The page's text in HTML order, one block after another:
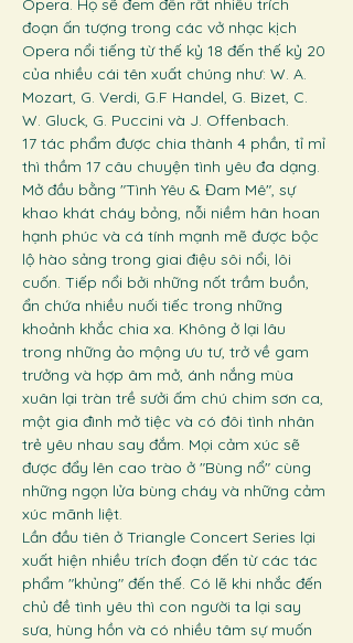
Opera. Họ sẽ đem đến rất nhiều trích
đoạn ấn tượng trong các vở nhạc kịch
Opera nổi tiếng từ thế kỷ 18 đến thế kỷ 20
của nhiều cái tên xuất chúng như: W. A.
Mozart, G. Verdi, G.F Handel, G. Bizet, C.
W. Gluck, G. Puccini và J. Offenbach.
17 tác phẩm được chia thành 4 phần, tỉ mỉ
thì thầm 17 câu chuyện tình yêu đa dạng.
Mở đầu bằng "Tình Yêu & Đam Mê", sự
khao khát cháy bỏng, nỗi niềm hân hoan
hạnh phúc và cá tính mạnh mẽ được bộc
lộ hào sảng trong giai điệu sôi nổi, lôi
cuốn. Tiếp nổi bởi những nốt trầm buồn,
ẩn chứa nhiều nuối tiếc trong những
khoảnh khắc chia xa. Không ở lại lâu
trong những ảo mộng ưu tư, trở về gam
trưởng và hợp âm mở, ánh nắng mùa
xuân lại tràn trề sưởi ấm chú chim sơn ca,
một gia đình mở tiệc và có đôi tình nhân
trẻ yêu nhau say đắm. Mọi cảm xúc sẽ
được đẩy lên cao trào ở "Bùng nổ" cùng
những ngọn lửa bùng cháy và những cảm
xúc mãnh liệt.
Lần đầu tiên ở Triangle Concert Series lại
xuất hiện nhiều trích đoạn đến từ các tác
phẩm "khủng" đến thế. Có lẽ khi nhắc đến
chủ đề tình yêu thì con người ta lại say
sưa, hùng hồn và có nhiều tâm sự muốn